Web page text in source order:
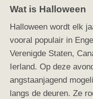
Wat is Halloween
Halloween wordt elk
vooral populair in
Verenigde Staten,
Ierland. Op deze
angstaanjagend
langs de deuren. Ze